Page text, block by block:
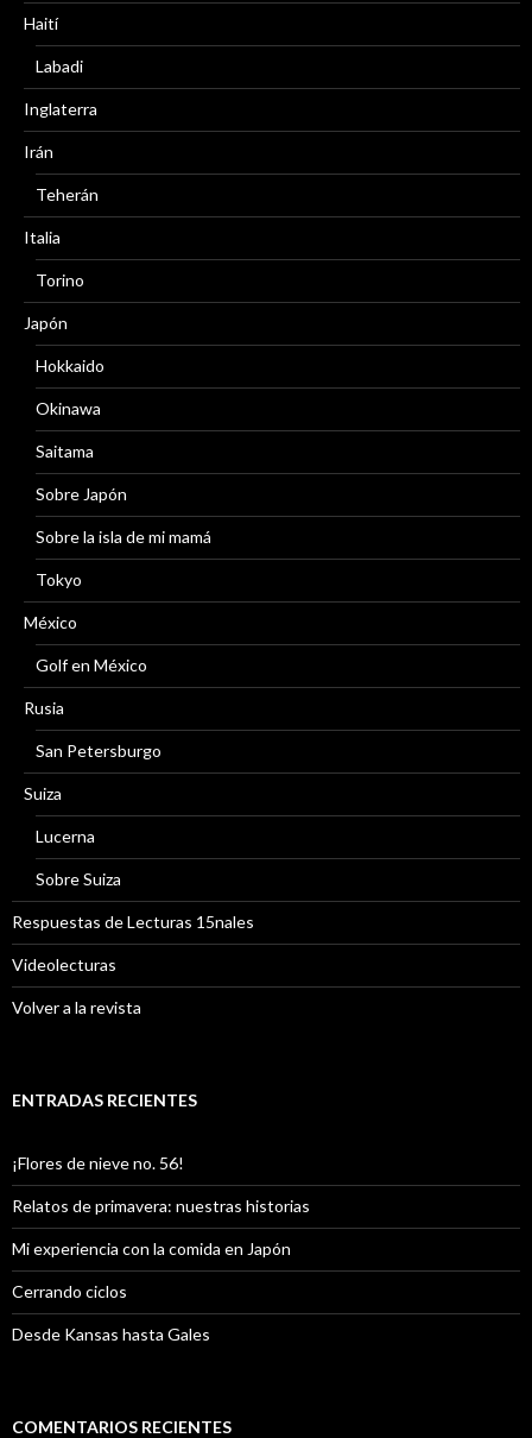
Haití
Labadi
Inglaterra
Irán
Teherán
Italia
Torino
Japón
Hokkaido
Okinawa
Saitama
Sobre Japón
Sobre la isla de mi mamá
Tokyo
México
Golf en México
Rusia
San Petersburgo
Suiza
Lucerna
Sobre Suiza
Respuestas de Lecturas 15nales
Videolecturas
Volver a la revista
ENTRADAS RECIENTES
¡Flores de nieve no. 56!
Relatos de primavera: nuestras historias
Mi experiencia con la comida en Japón
Cerrando ciclos
Desde Kansas hasta Gales
COMENTARIOS RECIENTES